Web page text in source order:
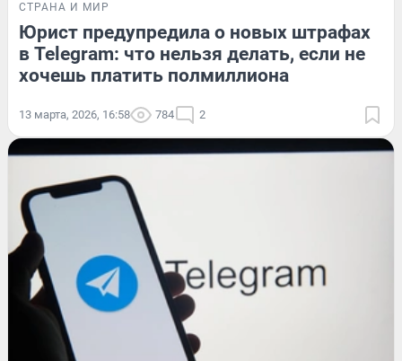
СТРАНА И МИР
Юрист предупредила о новых штрафах
в Telegram: что нельзя делать, если не
хочешь платить полмиллиона
13 марта, 2026, 16:58 784 2